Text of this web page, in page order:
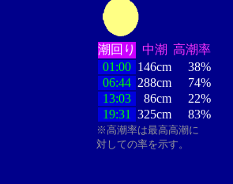
潮回り 中潮 高潮率
01:00 146cm
38%
06:44 288cm
74%
13:03
86cm
22%
19:31
325cm 83%
※高潮率は最高高潮に
対しての率を示す。